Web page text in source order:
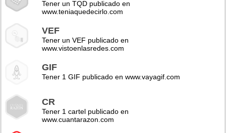
Tener un TQD publicado en
www.teniaquedecirlo.com
VEF
Tener un VEF publicado en
www.vistoenlasredes.com
GIF
Tener 1 GIF publicado en www.vayagif.com
CR
Tener 1 cartel publicado en
www.cuantarazon.com